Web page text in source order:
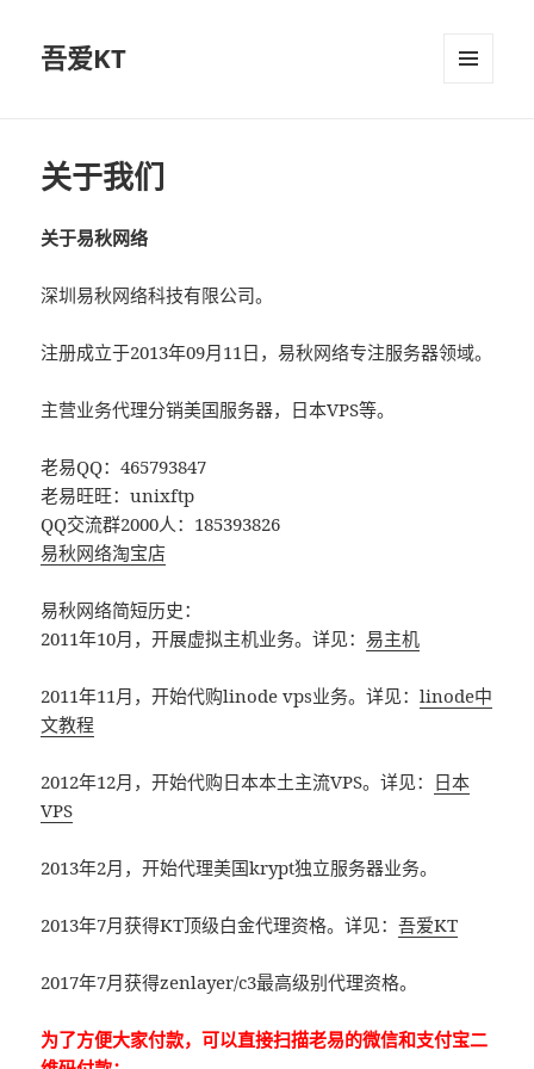
吾爱KT
关于我们
关于易秋网络
深圳易秋网络科技有限公司。
注册成立于2013年09月11日，易秋网络专注服务器领域。
主营业务代理分销美国服务器，日本VPS等。
老易QQ：465793847
老易旺旺：unixftp
QQ交流群2000人：185393826
易秋网络淘宝店
易秋网络简短历史：
2011年10月，开展虚拟主机业务。详见：易主机
2011年11月，开始代购linode vps业务。详见：linode中
文教程
2012年12月，开始代购日本本土主流VPS。详见： 日本
VPS
2013年2月，开始代理美国krypt独立服务器业务。
2013年7月获得KT顶级白金代理资格。详见：吾爱KT
2017年7月获得zenlayer/c3最高级别代理资格。
为了方便大家付款，可以直接扫描老易的微信和支付宝二